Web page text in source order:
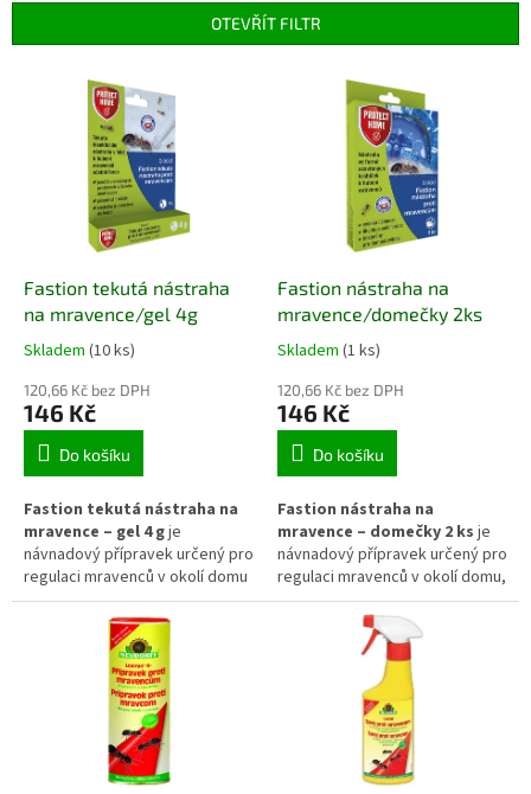
r
OTEVŘÍT FILTR
Fastion tekutá nástraha
na mravence/gel 4g
Skladem (10 ks)
120,66 Kč bez DPH
146 Kč
Do košíku
Fastion tekutá nástraha na
mravence – gel 4 gje
návnadový přípravek určený pro
regulaci mravenců v okolí domu
i v zahradě. Gelová nástraha
láká mravence, kteří ji odnášejí
do hnízda, kde se účinná látka
postupně rozšíří mezi další
jedince kolonie. Přípravek je
vhodný pro použití na terasách,
chodnících i v blízkosti
mravenčích cest.
Fastion nástraha na
mravence/domečky 2ks
Skladem (1 ks)
120,66 Kč bez DPH
146 Kč
Do košíku
Fastion nástraha na
mravence – domečky 2 ks je
návnadový přípravek určený pro
regulaci mravenců v okolí domu,
na terasách i v zahradě.
Uzavřené nástrahové stanice
obsahují atraktivní návnadu,
kterou mravenci přenášejí do
hnízda. Účinná látka se tak
postupně rozšíří v celé kolonii a
pomáhá omezit její aktivitu
přímo u zdroje.